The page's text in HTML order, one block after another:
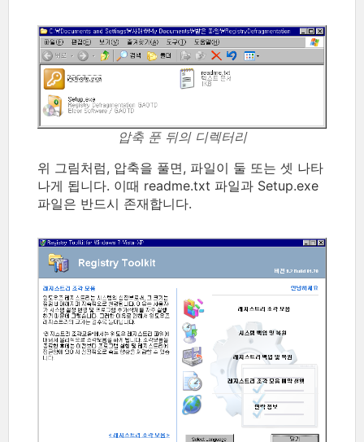
압축 푼 뒤의 디렉터리
위 그림처럼, 압축을 풀면, 파일이 둘 또는 셋 나타
나게 됩니다. 이때 readme.txt 파일과 Setup.exe
파일은 반드시 존재합니다.